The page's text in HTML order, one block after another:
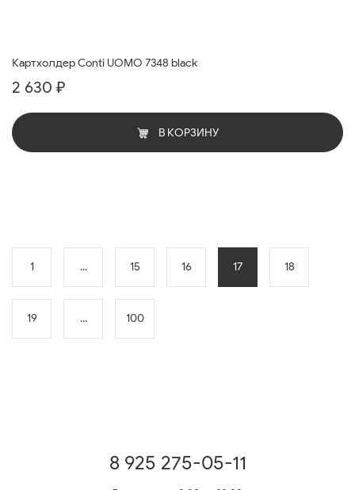
Картхолдер Conti UOMO 7348 black
2 630 ₽
В КОРЗИНУ
1 ... 15 16 17 18
19 ... 100
8 925 275-05-11